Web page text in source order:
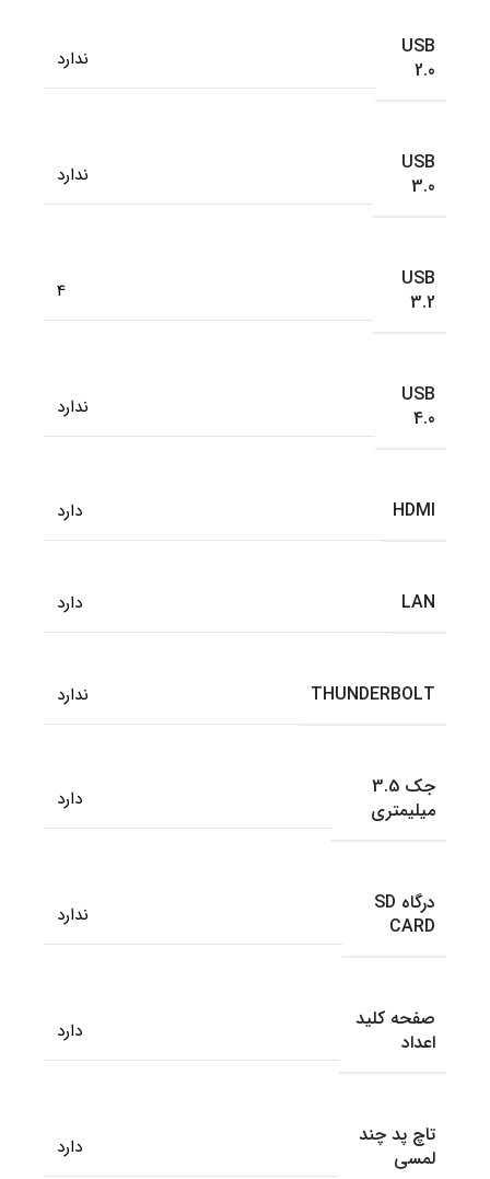
USB
2.0
ندارد
USB
3.0
ندارد
USB
3.2
4
USB
4.0
ندارد
HDMI دارد
LAN دارد
THUNDERBOLT ندارد
جک 3.5
میلیمتری
دارد
درگاه SD
CARD
ندارد
صفحه کلید
اعداد
دارد
تاچ پد چند
لمسی
دارد